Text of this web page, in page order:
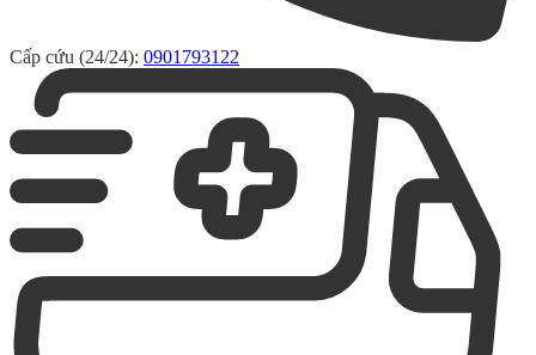
Cấp cứu (24/24): 0901793122